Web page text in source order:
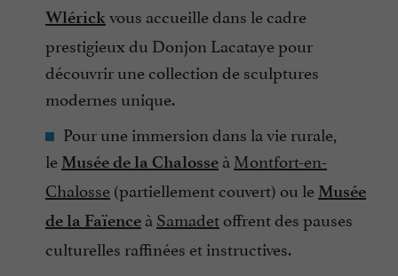
Wlérickvous accueille dans le cadre
prestigieux du Donjon Lacataye pour
découvrir une collection de sculptures
modernes unique.
Pour une immersion dans la vie rurale,
le Musée de la Chalosse à Montfort-en-
Chalosse(partiellement couvert) ou le Musée
de la Faïence à Samadetoffrent des pauses
culturelles raffinées et instructives.